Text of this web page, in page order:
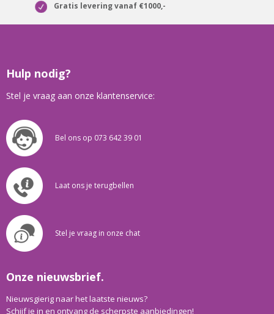
Gratis levering vanaf €1000,-
Hulp nodig?
Stel je vraag aan onze klantenservice:
Bel ons op 073 642 39 01
Laat ons je terugbellen
Stel je vraag in onze chat
Onze nieuwsbrief.
Nieuwsgierig naar het laatste nieuws?
Schijf je in en ontvang de scherpste aanbiedingen!